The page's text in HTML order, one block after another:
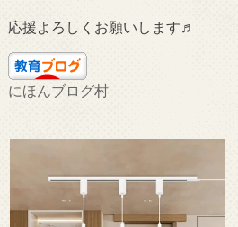
応援よろしくお願いします♬
にほんブログ村